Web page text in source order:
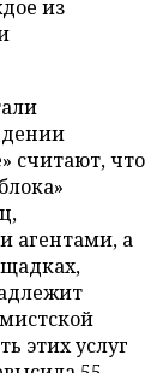
из
считают, что
агентами, а
этих услуг